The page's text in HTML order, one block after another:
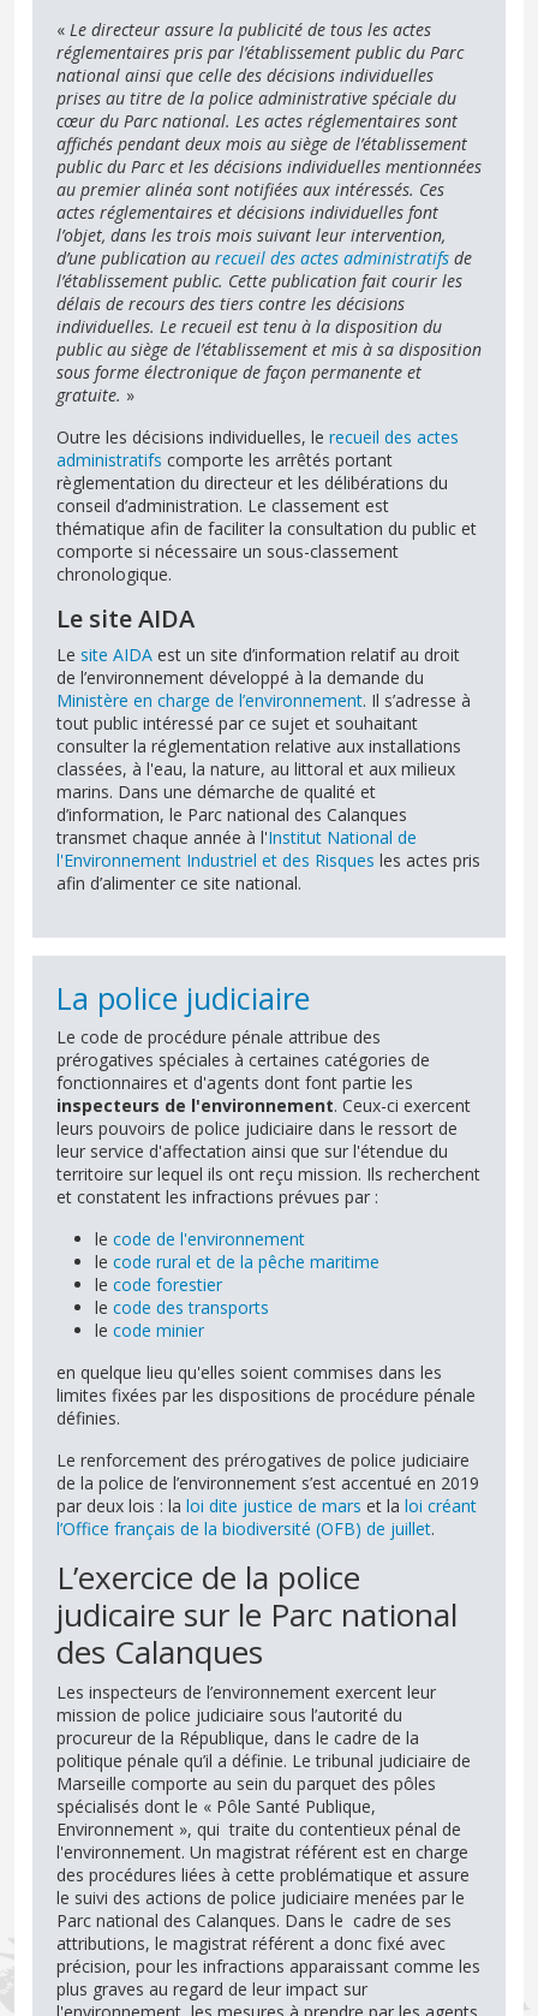
« Le directeur assure la publicité de tous les actes
réglementaires pris par l’établissement public du Parc
national ainsi que celle des décisions individuelles
prises au titre de la police administrative spéciale du
cœur du Parc national. Les actes réglementaires sont
affichés pendant deux mois au siège de l’établissement
public du Parc et les décisions individuelles mentionnées
au premier alinéa sont notifiées aux intéressés. Ces
actes réglementaires et décisions individuelles font
l’objet, dans les trois mois suivant leur intervention,
d’une publication au recueil des actes administratifs de
l’établissement public. Cette publication fait courir les
délais de recours des tiers contre les décisions
individuelles. Le recueil est tenu à la disposition du
public au siège de l’établissement et mis à sa disposition
sous forme électronique de façon permanente et
gratuite. »
Outre les décisions individuelles, le recueil des actes
administratifs comporte les arrêtés portant
règlementation du directeur et les délibérations du
conseil d’administration. Le classement est
thématique afin de faciliter la consultation du public et
comporte si nécessaire un sous-classement
chronologique.
Le site AIDA
Le site AIDA est un site d’information relatif au droit
de l’environnement développé à la demande du
Ministère en charge de l’environnement. Il s’adresse à
tout public intéressé par ce sujet et souhaitant
consulter la réglementation relative aux installations
classées, à l'eau, la nature, au littoral et aux milieux
marins. Dans une démarche de qualité et
d’information, le Parc national des Calanques
transmet chaque année à l'Institut National de
l'Environnement Industriel et des Risques les actes pris
afin d’alimenter ce site national.
La police judiciaire
Le code de procédure pénale attribue des
prérogatives spéciales à certaines catégories de
fonctionnaires et d'agents dont font partie les
inspecteurs de l'environnement. Ceux-ci exercent
leurs pouvoirs de police judiciaire dans le ressort de
leur service d'affectation ainsi que sur l'étendue du
territoire sur lequel ils ont reçu mission. Ils recherchent
et constatent les infractions prévues par :
le code de l'environnement
le code rural et de la pêche maritime
le code forestier
le code des transports
le code minier
en quelque lieu qu'elles soient commises dans les
limites fixées par les dispositions de procédure pénale
définies.
Le renforcement des prérogatives de police judiciaire
de la police de l’environnement s’est accentué en 2019
par deux lois : la loi dite justice de mars et la loi créant
l’Office français de la biodiversité (OFB) de juillet.
L’exercice de la police
judicaire sur le Parc national
des Calanques
Les inspecteurs de l’environnement exercent leur
mission de police judiciaire sous l’autorité du
procureur de la République, dans le cadre de la
politique pénale qu’il a définie. Le tribunal judiciaire de
Marseille comporte au sein du parquet des pôles
spécialisés dont le « Pôle Santé Publique,
Environnement », qui traite du contentieux pénal de
l'environnement. Un magistrat référent est en charge
des procédures liées à cette problématique et assure
le suivi des actions de police judiciaire menées par le
Parc national des Calanques. Dans le cadre de ses
attributions, le magistrat référent a donc fixé avec
précision, pour les infractions apparaissant comme les
plus graves au regard de leur impact sur
l'environnement, les mesures à prendre par les agents